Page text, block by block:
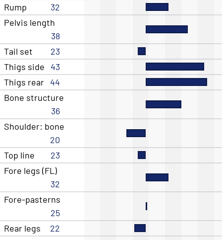
Rump
32
Pelvis length
38
Tail set
23
Thigs side 43
Thigs rear 44
Bone structure
36
Shoulder: bone
20
Top line
23
Fore legs (FL)
32
Fore-pasterns
25
Rear legs
22